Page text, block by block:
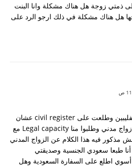
ذمتي زوجة هل هناك مشكلة وانا البنت
هل هناك مشكلة في ذلك ارجو الرد على
اخواني الأعزاء أنا الان في الفليبين وطلعت على civil register عشان
نتزوج أنا وصديقتي الفليبينية زواج مدني وطلبوا منا Legal capacity مع
مذكور فيه هذا الكلام عن الزواج المدني
أنا طبعا سعودي الجنسية وصديقتي
أسوي اطلع على السفارة السعودية وهل